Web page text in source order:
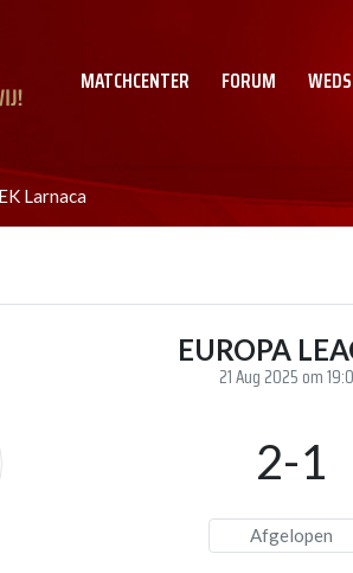
MATCHCENTER FORUM
Larnaca
EUROPA
21 Aug 2025 om
2-1
Afgelopen